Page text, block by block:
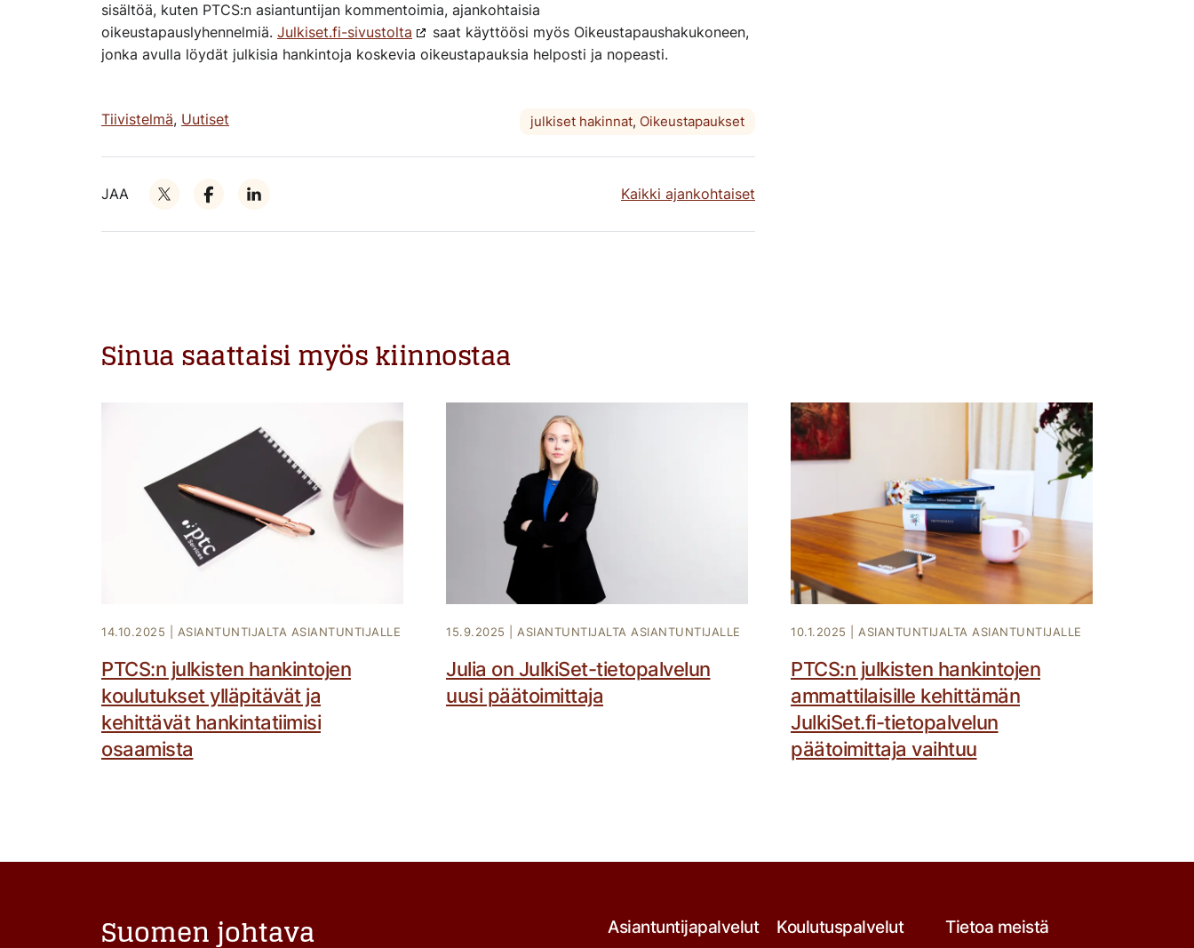
sisältöä, kuten PTCS:n asiantuntijan kommentoimia, ajankohtaisia
oikeustapauslyhennelmiä. Julkiset.fi-sivustolta
saat käyttöösi myös Oikeustapaushakukoneen,
jonka avulla löydät julkisia hankintoja koskevia oikeustapauksia helposti ja nopeasti.
Tiivistelmä, Uutiset julkiset hakinnat, Oikeustapaukset
JAA Kaikki ajankohtaiset
Sinua saattaisi myös kiinnostaa
14.10.2025 ASIANTUNTIJALTA ASIANTUNTIJALLE
PTCS:n julkisten hankintojen
koulutukset ylläpitävät ja
kehittävät hankintatiimisi
osaamista
15.9.2025 ASIANTUNTIJALTA ASIANTUNTIJALLE
Julia on JulkiSet-tietopalvelun
uusi päätoimittaja
10.1.2025 ASIANTUNTIJALTA ASIANTUNTIJALLE
PTCS:n julkisten hankintojen
ammattilaisille kehittämän
JulkiSet.fi-tietopalvelun
päätoimittaja vaihtuu
Suomen johtava Asiantuntijapalvelut Koulutuspalvelut Tietoa meistä